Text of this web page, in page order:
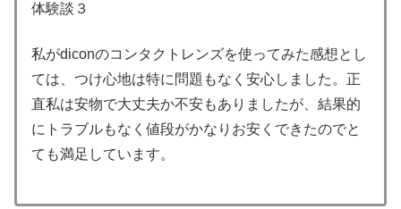
体験談３
私がdiconのコンタクトレンズを使ってみた感想とし
ては、つけ心地は特に問題もなく安心しました。正
直私は安物で大丈夫か不安もありましたが、結果的
にトラブルもなく値段がかなりお安くできたのでと
ても満足しています。